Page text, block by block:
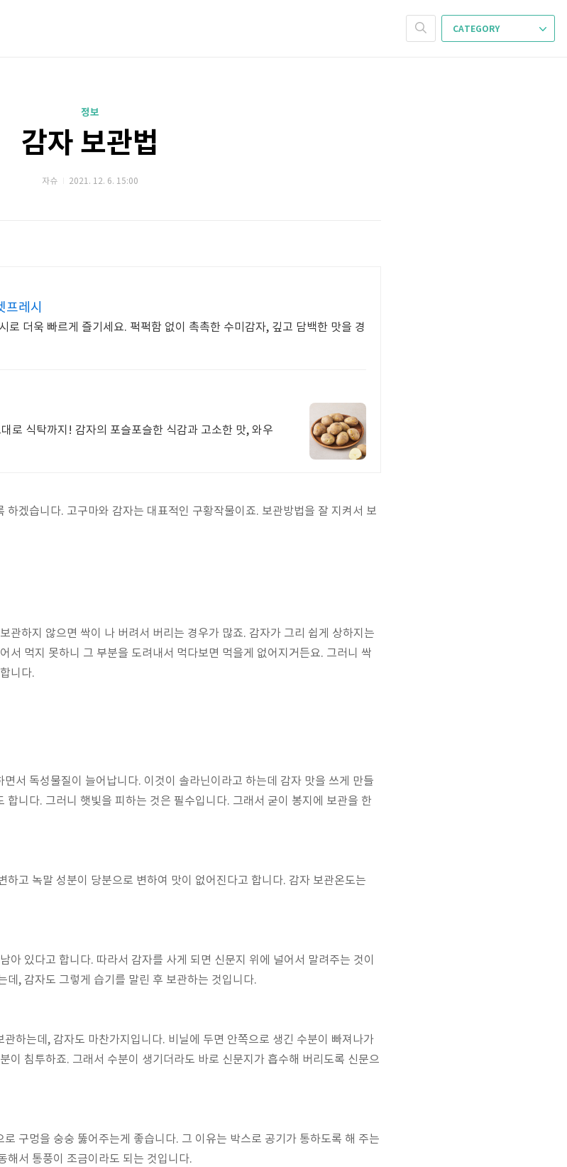
CATEGORY
정보
감자 보관법
자슈 2021. 12. 6. 15:00
프레시
로 더욱 빠르게 즐기세요. 퍽퍽함 없이 촉촉한 수미감자, 깊고 담백한 맛을 경
로 식탁까지! 감자의 포슬포슬한 식감과 고소한 맛, 와우
하겠습니다. 고구마와 감자는 대표적인 구황작물이죠. 보관방법을 잘 지켜서 보
관하지 않으면 싹이 나 버려서 버리는 경우가 많죠. 감자가 그리 쉽게 상하지는
서 먹지 못하니 그 부분을 도려내서 먹다보면 먹을게 없어지거든요. 그러니 싹
니다.
서 독성물질이 늘어납니다. 이것이 솔라닌이라고 하는데 감자 맛을 쓰게 만들
합니다. 그러니 햇빛을 피하는 것은 필수입니다. 그래서 굳이 봉지에 보관을 한
하고 녹말 성분이 당분으로 변하여 맛이 없어진다고 합니다. 감자 보관온도는
아 있다고 합니다. 따라서 감자를 사게 되면 신문지 위에 널어서 말려주는 것이
데, 감자도 그렇게 습기를 말린 후 보관하는 것입니다.
하는데, 감자도 마찬가지입니다. 비닐에 두면 안쪽으로 생긴 수분이 빠져나가
이 침투하죠. 그래서 수분이 생기더라도 바로 신문지가 흡수해 버리도록 신문으
구멍을 숭숭 뚫어주는게 좋습니다. 그 이유는 박스로 공기가 통하도록 해 주는
해서 통풍이 조금이라도 되는 것입니다.